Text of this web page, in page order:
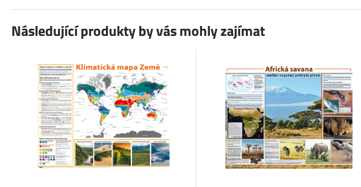
Následující produkty by vás mohly zajímat